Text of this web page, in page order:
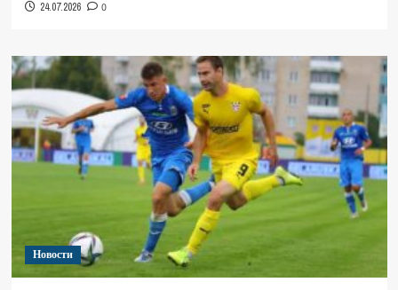
24.07.2026 0
Новости